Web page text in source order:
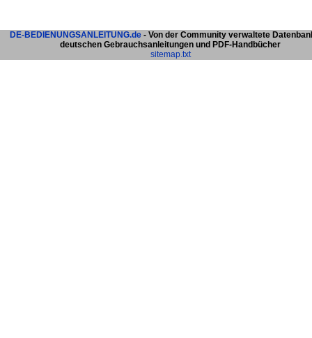
DE-BEDIENUNGSANLEITUNG.de - Von der Community verwaltete
deutschen Gebrauchsanleitungen und PDF-Handbücher
sitemap.txt